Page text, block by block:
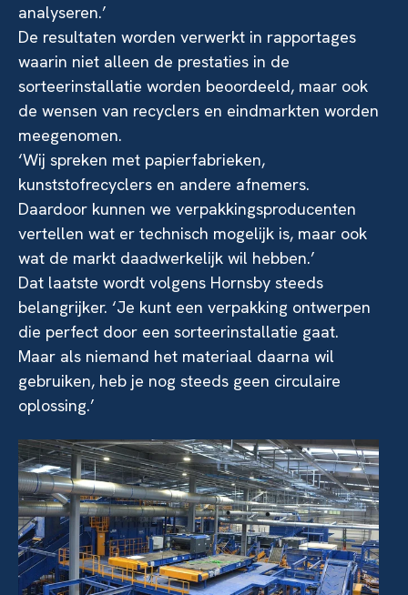
analyseren.’
De resultaten worden verwerkt in rapportages
waarin niet alleen de prestaties in de
sorteerinstallatie worden beoordeeld, maar ook
de wensen van recyclers en eindmarkten worden
meegenomen.
‘Wij spreken met papierfabrieken,
kunststofrecyclers en andere afnemers.
Daardoor kunnen we verpakkingsproducenten
vertellen wat er technisch mogelijk is, maar ook
wat de markt daadwerkelijk wil hebben.’
Dat laatste wordt volgens Hornsby steeds
belangrijker. ‘Je kunt een verpakking ontwerpen
die perfect door een sorteerinstallatie gaat.
Maar als niemand het materiaal daarna wil
gebruiken, heb je nog steeds geen circulaire
oplossing.’